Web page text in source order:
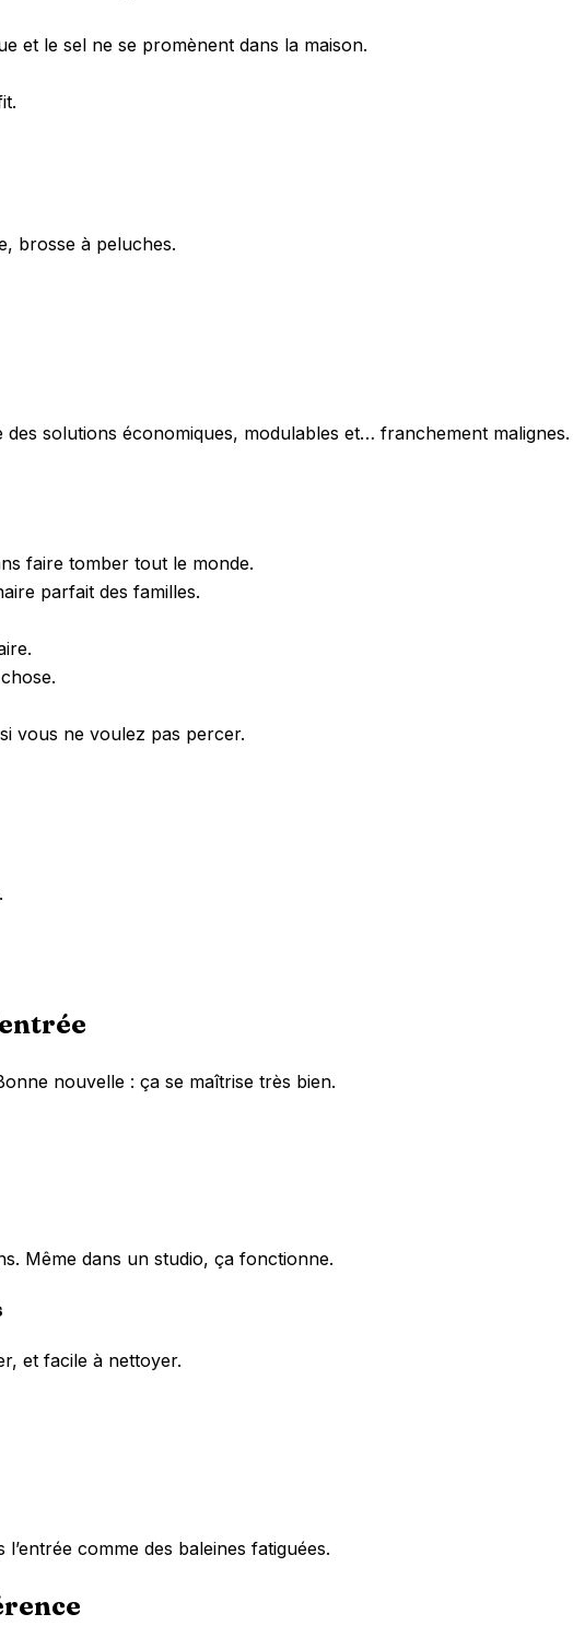
et le sel ne se promènent dans la maison.
brosse à peluches.
solutions économiques, modulables et… franchement malignes.
faire tomber tout le monde.
parfait des familles.
vous ne voulez pas percer.
nouvelle : ça se maîtrise très bien.
Même dans un studio, ça fonctionne.
et facile à nettoyer.
comme des baleines fatiguées.